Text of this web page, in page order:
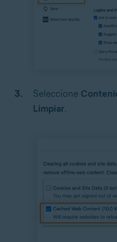
Seleccione
Limpiar.